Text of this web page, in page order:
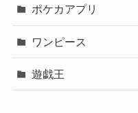
ポケカアプリ
ワンピース
遊戯王